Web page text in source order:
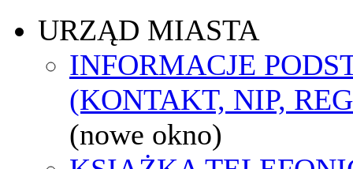
URZĄD MIASTA
INFORMACJE
(KONTAKT, NIP,
(nowe okno)